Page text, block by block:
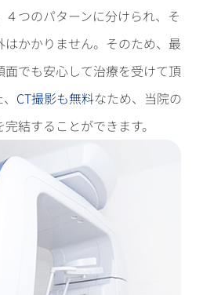
つのパターンに分けられ、そ
はかかりません。そのため、最
でも安心して治療を受けて頂
CT撮影も無料なため、当院の
結することができます。